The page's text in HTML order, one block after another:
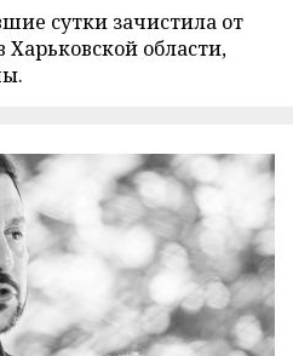
сутки зачистила от
области,